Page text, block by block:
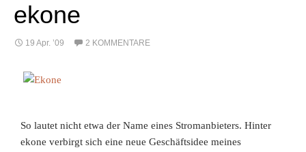
ekone
19 Apr. ’09 2 KOMMENTARE
So lautet nicht etwa der Name eines Stromanbieters. Hinter
ekone verbirgt sich eine neue Geschäftsidee meines